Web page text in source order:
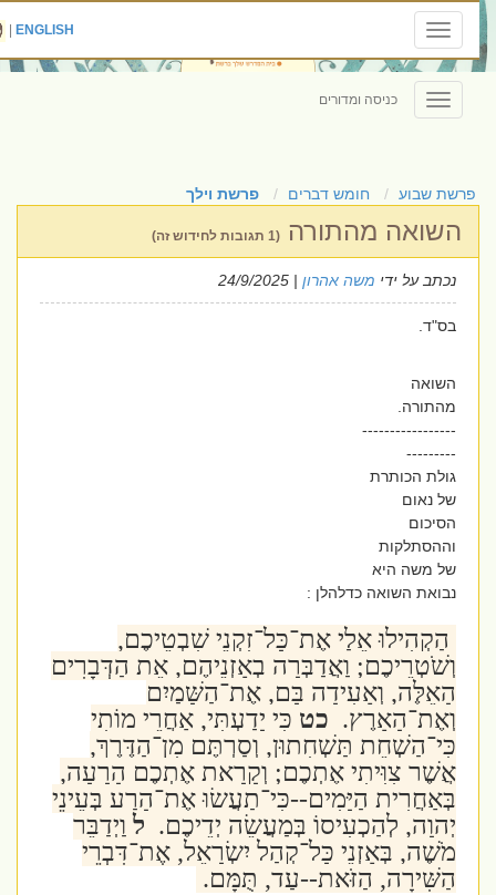
Toggle
navigation
ENGLISH
|
Toggle
navigation
כניסה ומדורים
פרשת שבוע חומש דברים פרשת וילך
השואה מהתורה
נכתב על ידימשה אהרון| 24/9/2025
בס"ד.
השואה
מהתורה.
-----------------
---------
גולת הכותרת
של נאום
הסיכום
וההסתלקות
של משה היא
נבואת השואה כדלהלן :
הַקְהִילוּ אֵלַי אֶת־כָּל־זִקְנֵי שִׁבְטֵיכֶם,
וְשֹׁטְרֵיכֶם; וַאֲדַבְּרָה בְאָזְנֵיהֶם, אֵת הַדְּבָרִים
הָאֵלֶּה, וְאָעִידָה בָּם, אֶת־הַשָּׁמַיִם
וְאֶת־הָאָרֶץ.כטכִּי יָדַעְתִּי, אַחֲרֵי מוֹתִי
כִּי־הַשְׁחֵת תַּשְׁחִתוּן, וְסַרְתֶּם מִן־הַדֶּרֶךְ,
אֲשֶׁר צִוִּיתִי אֶתְכֶם; וְקָרָאת אֶתְכֶם הָרָעָה,
בְּאַחֲרִית הַיָּמִים--כִּי־תַעֲשׂוּ אֶת־הָרַע בְּעֵינֵי
יְהוָה, לְהַכְעִיסוֹ בְּמַעֲשֵׂה יְדֵיכֶם.ל וַיְדַבֵּר
מֹשֶׁה, בְּאָזְנֵי כָּל־קְהַל יִשְׂרָאֵל, אֶת־דִּבְרֵי
הַשִּׁירָה, הַזֹּאת--עַד, תֻּמָּם.